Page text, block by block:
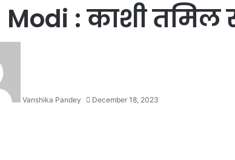
Modi : काशी
Vanshika Pandey December 18, 2023